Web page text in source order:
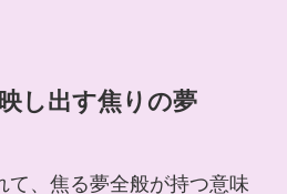
し出す焦りの夢
て、焦る夢全般が持つ意味